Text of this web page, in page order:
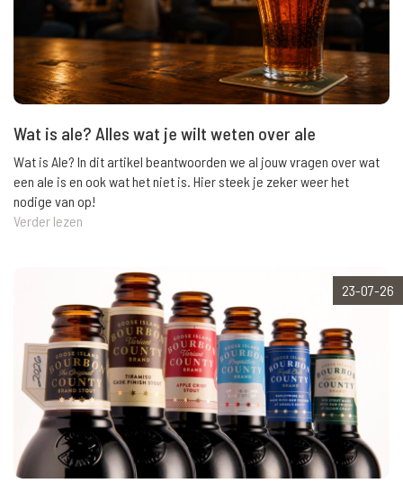
Wat is ale? Alles wat je wilt weten over ale
Wat is Ale? In dit artikel beantwoorden we al jouw vragen over wat
een ale is en ook wat het niet is. Hier steek je zeker weer het
nodige van op!
Verder lezen
23-07-26